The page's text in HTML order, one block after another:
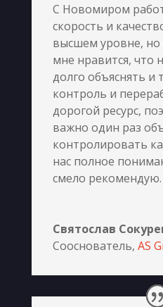
С Новомиром
скорость и
высшем уровне, но
мне нравится, что
долго объяснять и
контроль и
дорогой ресурс,
важно один раз
контролировать
нас полное
смело рекомендую.
Святослав
Сооснователь, AS